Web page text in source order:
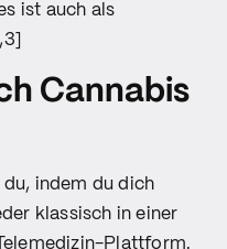
ist auch als
Cannabis
indem du dich
klassisch in einer
Plattform.